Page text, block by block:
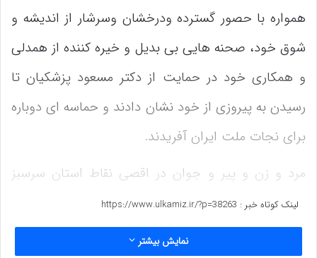
همواره با حصور گسترده ودرخشان وسرشار از اندیشه و
شوق خود، صحنه هایی بی بدیل و خیره کننده از همدلی
و همکاری خود در حمایت از دکتر مسعود پزشکیان تا
رسیدن به پیروزی از خود نشان دادند و حماسه ای دوباره
برای نجات ملت ایران آفریدند.
مرد و زن و پیر و جوان در اقصی نقاط استان سرسبز
گلستان با حضور غیرتمندانه و سرشار از شور و شوق خود
در انتخابات ۱۵ تیر ۱۴۰۳ برگی زرین بر دفتر افتخارات
لینک کوتاه خبر : https://www.ulkamiz.ir/?p=38263
نمایش بیشتر